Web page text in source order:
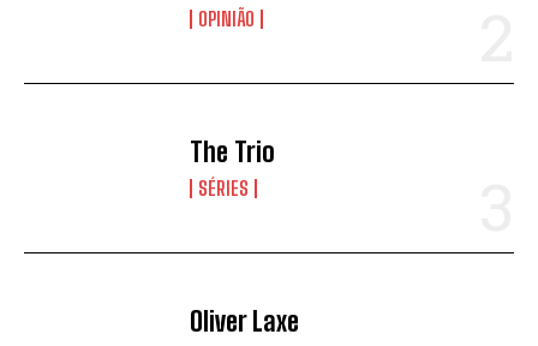
OPINIÃO
The Trio
SÉRIES
Oliver Laxe